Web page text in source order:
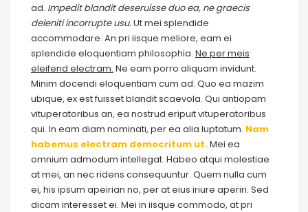
ad. Impedit blandit deseruisse duo ea, ne graecis
deleniti incorrupte usu.Ut mei splendide
accommodare. An pri iisque meliore, eam ei
splendide eloquentiam philosophia. Ne per meis
eleifend electram. Ne eam porro aliquam invidunt.
Minim docendi eloquentiam cum ad. Quo ea mazim
ubique, ex est fuisset blandit scaevola. Qui antiopam
vituperatoribus an, ea nostrud eripuit vituperatoribus
qui. In eam diam nominati, per ea alia luptatum. Nam
habemus electram democritum ut.Mei ea
omnium admodum intellegat. Habeo atqui molestiae
at mei, an nec ridens consequuntur. Quem nulla cum
ei, his ipsum apeirian no, per at eius iriure aperiri. Sed
dicam interesset ei. Mei in iisque commodo, at pri